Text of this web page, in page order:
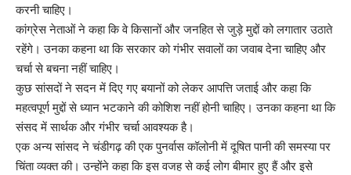
करनी चाहिए।
कांग्रेस नेताओं ने कहा कि वे किसानों और जनहित से जुड़े मुद्दों को लगातार उठाते
रहेंगे। उनका कहना था कि सरकार को गंभीर सवालों का जवाब देना चाहिए और
चर्चा से बचना नहीं चाहिए।
कुछ सांसदों ने सदन में दिए गए बयानों को लेकर आपत्ति जताई और कहा कि
महत्वपूर्ण मुद्दों से ध्यान भटकाने की कोशिश नहीं होनी चाहिए। उनका कहना था कि
संसद में सार्थक और गंभीर चर्चा आवश्यक है।
एक अन्य सांसद ने चंडीगढ़ की एक पुनर्वास कॉलोनी में दूषित पानी की समस्या पर
चिंता व्यक्त की। उन्होंने कहा कि इस वजह से कई लोग बीमार हुए हैं और इसे